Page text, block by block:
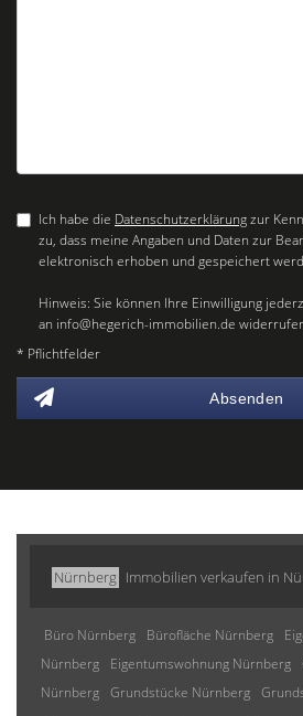
Ich habe die Datenschutzerklärungzur
zu, dass meine Angaben und Daten zur
elektronisch erhoben und gespeichert
Hinweis: Sie können Ihre Einwilligung
an info@hegerich-immobilien.de
* Pflichtfelder
Absenden
Nürnberg Immobilien verkaufen in
Büro Nürnberg Bürofläche Nürnberg
Nürnberg
Eigentumswohnung Nürnberg
Nürnberg Grundstücke Nürnberg